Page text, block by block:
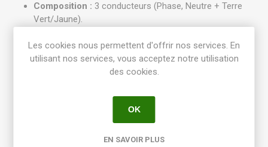
Composition : 3 conducteurs (Phase, Neutre + Terre
Vert/Jaune).
Matériau de l'âme : Cuivre nu, classe 5 (âme souple à
fils fins pour une maniabilité maximale).
Diamètre extérieur approximatif :
Env. 195 kg/km.
Les cookies nous permettent d'offrir nos services. En
utilisant nos services, vous acceptez notre utilisation
des cookies.
OK
EN SAVOIR PLUS